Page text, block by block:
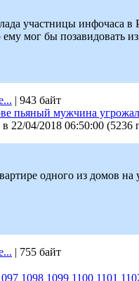
участницы инфочаса
мог бы позавидовать
| 943 байт
пьяный мужчина
в 22/04/2018 06:50:00 (5236
одного из домов
| 755 байт
1098 1099 1100 1101